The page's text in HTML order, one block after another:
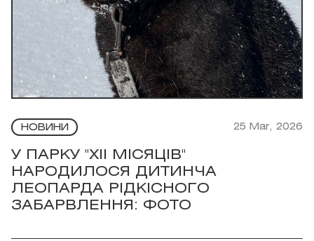
НОВИНИ 25 Mar, 2026
У ПАРКУ "XII МІСЯЦІВ"
НАРОДИЛОСЯ ДИТИНЧА
ЛЕОПАРДА РІДКІСНОГО
ЗАБАРВЛЕННЯ: ФОТО